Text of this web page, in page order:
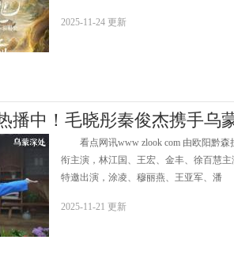
2025-11-24 更新
播中！毛晓彤秦俊杰携手乌
看点网讯www zlook com 由欧阳黔森
衔主演，林江国、王宏、金丰、徐百慧
特邀出演，涂凌、穆丽燕、王亚军、潘
2025-11-21 更新